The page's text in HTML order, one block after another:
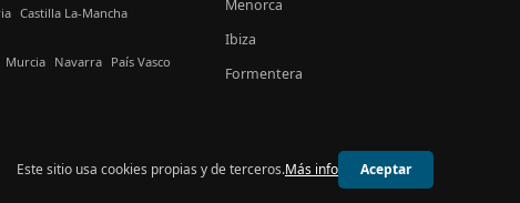
Castilla La-Mancha
Murcia Navarra País Vasco
Menorca
Ibiza
Formentera
© 2026 24h Baleares
Este sitio usa cookies propias y de terceros.Más info Aceptar